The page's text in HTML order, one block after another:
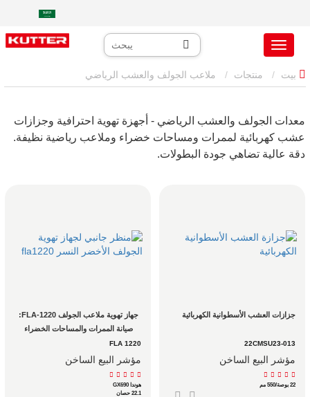
منتجات
معدات الجولف والعشب الرياضي - أجهزة تهوية احترافية وجزازات
عشب كهربائية لممرات ومساحات خضراء وملاعب رياضية نظيفة.
دقة عالية تضاهي جودة البطولات.
مدعوم بمحرك هوندا GX690FLA 1220
مؤشر البيع الساخن
هوندا GX690
22.1 حصان
جزازات العشب الأسطوانية الكهربائية
22CMSU23-013
مؤشر البيع الساخن
22 بوصة/550 مم